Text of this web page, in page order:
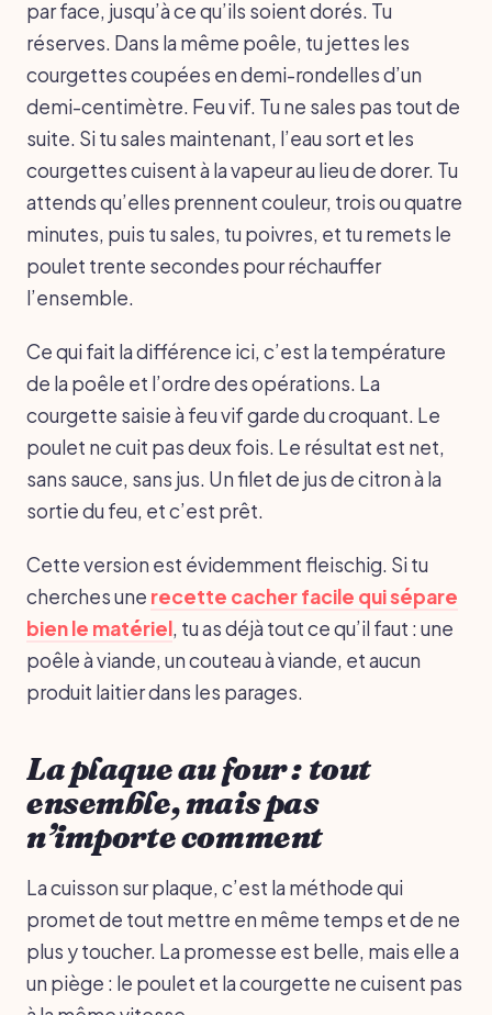
par face, jusqu’à ce qu’ils soient dorés. Tu
réserves. Dans la même poêle, tu jettes les
courgettes coupées en demi-rondelles d’un
demi-centimètre. Feu vif. Tu ne sales pas tout de
suite. Si tu sales maintenant, l’eau sort et les
courgettes cuisent à la vapeur au lieu de dorer. Tu
attends qu’elles prennent couleur, trois ou quatre
minutes, puis tu sales, tu poivres, et tu remets le
poulet trente secondes pour réchauffer
l’ensemble.
Ce qui fait la différence ici, c’est la température
de la poêle et l’ordre des opérations. La
courgette saisie à feu vif garde du croquant. Le
poulet ne cuit pas deux fois. Le résultat est net,
sans sauce, sans jus. Un filet de jus de citron à la
sortie du feu, et c’est prêt.
Cette version est évidemment fleischig. Si tu
cherches une recette cacher facile qui sépare
bien le matériel, tu as déjà tout ce qu’il faut : une
poêle à viande, un couteau à viande, et aucun
produit laitier dans les parages.
La plaque au four : tout
ensemble, mais pas
n’importe comment
La cuisson sur plaque, c’est la méthode qui
promet de tout mettre en même temps et de ne
plus y toucher. La promesse est belle, mais elle a
un piège : le poulet et la courgette ne cuisent pas